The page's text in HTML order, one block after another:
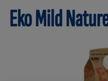
Eko Mild